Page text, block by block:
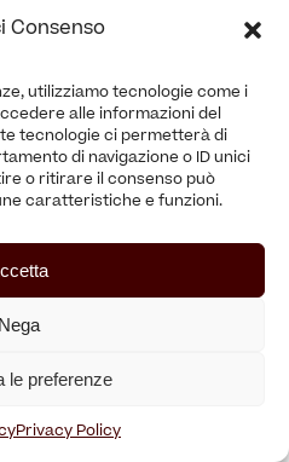
Consenso
utilizziamo tecnologie come i
alle informazioni del
tecnologie ci permetterà di
di navigazione o ID unici
o ritirare il consenso può
caratteristiche e funzioni.
Nega
le preferenze
Privacy Policy
2026
Canova |